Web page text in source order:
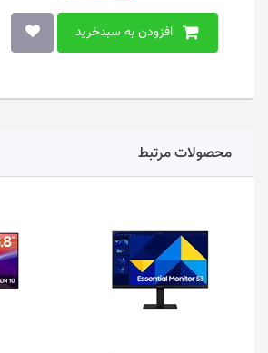
افزودن به سبدخرید
محصولات مرتبط